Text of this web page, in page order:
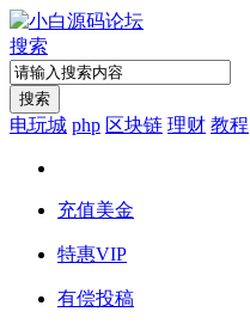
搜索
搜索
电玩城 php 区块链 理财 教程
充值美金
特惠VIP
有偿投稿